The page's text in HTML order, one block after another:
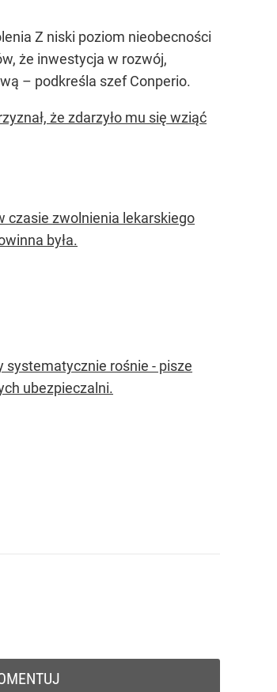
Z niski poziom nieobecności
że inwestycja w rozwój,
– podkreśla szef Conperio.
że zdarzyło mu się wziąć
czasie zwolnienia lekarskiego
była.
systematycznie rośnie - pisze
ubezpieczalni.